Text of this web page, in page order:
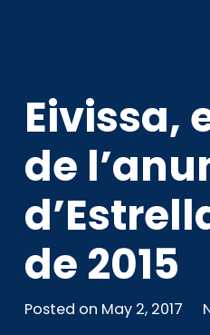
Eivissa,
de
de 2015
Posted on May 2, 2017